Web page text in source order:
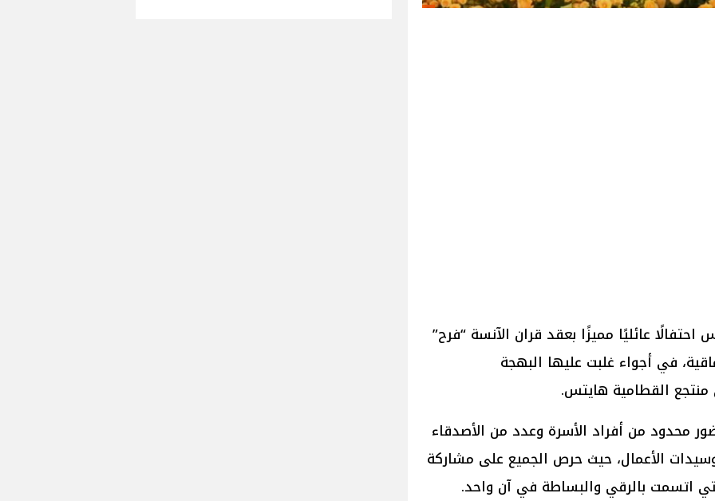
عائليًا مميزًا بعقد قران الآنسة “فرح”
في أجواء غلبت عليها البهجة
القطامية هايتس.
محدود من أفراد الأسرة وعدد من الأصدقاء
الأعمال، حيث حرص الجميع على مشاركة
اتسمت بالرقي والبساطة في آن واحد.